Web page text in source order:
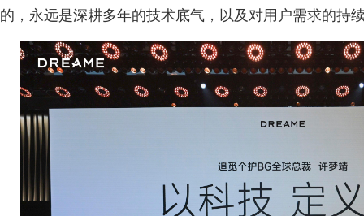
的，永远是深耕多年的技术底气，以及对用户需求的持